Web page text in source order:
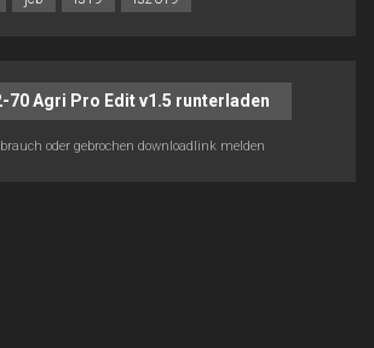
70 Agri Pro Edit v1.5 runterladen
oder gebrochen downloadlink melden